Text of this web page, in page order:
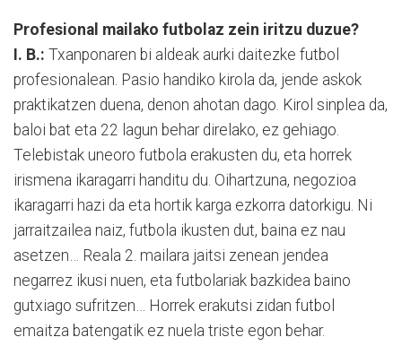
Profesional mailako futbolaz zein iritzu duzue?
I. B.: Txanponaren bi aldeak aurki daitezke futbol
profesionalean. Pasio handiko kirola da, jende askok
praktikatzen duena, denon ahotan dago. Kirol sinplea da,
baloi bat eta 22 lagun behar direlako, ez gehiago.
Telebistak uneoro futbola erakusten du, eta horrek
irismena ikaragarri handitu du. Oihartzuna, negozioa
ikaragarri hazi da eta hortik karga ezkorra datorkigu. Ni
jarraitzailea naiz, futbola ikusten dut, baina ez nau
asetzen… Reala 2. mailara jaitsi zenean jendea
negarrez ikusi nuen, eta futbolariak bazkidea baino
gutxiago sufritzen… Horrek erakutsi zidan futbol
emaitza batengatik ez nuela triste egon behar.